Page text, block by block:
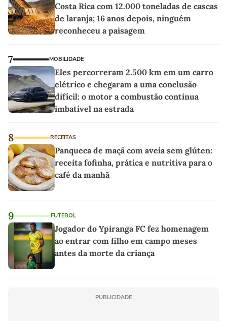
Costa Rica com 12.000 toneladas de cascas
de laranja; 16 anos depois, ninguém
reconheceu a paisagem
7 MOBILIDADE
Eles percorreram 2.500 km em um carro
elétrico e chegaram a uma conclusão
difícil: o motor a combustão continua
imbatível na estrada
8 RECEITAS
Panqueca de maçã com aveia sem glúten:
receita fofinha, prática e nutritiva para o
café da manhã
9 FUTEBOL
Jogador do Ypiranga FC fez homenagem
ao entrar com filho em campo meses
antes da morte da criança
PUBLICIDADE